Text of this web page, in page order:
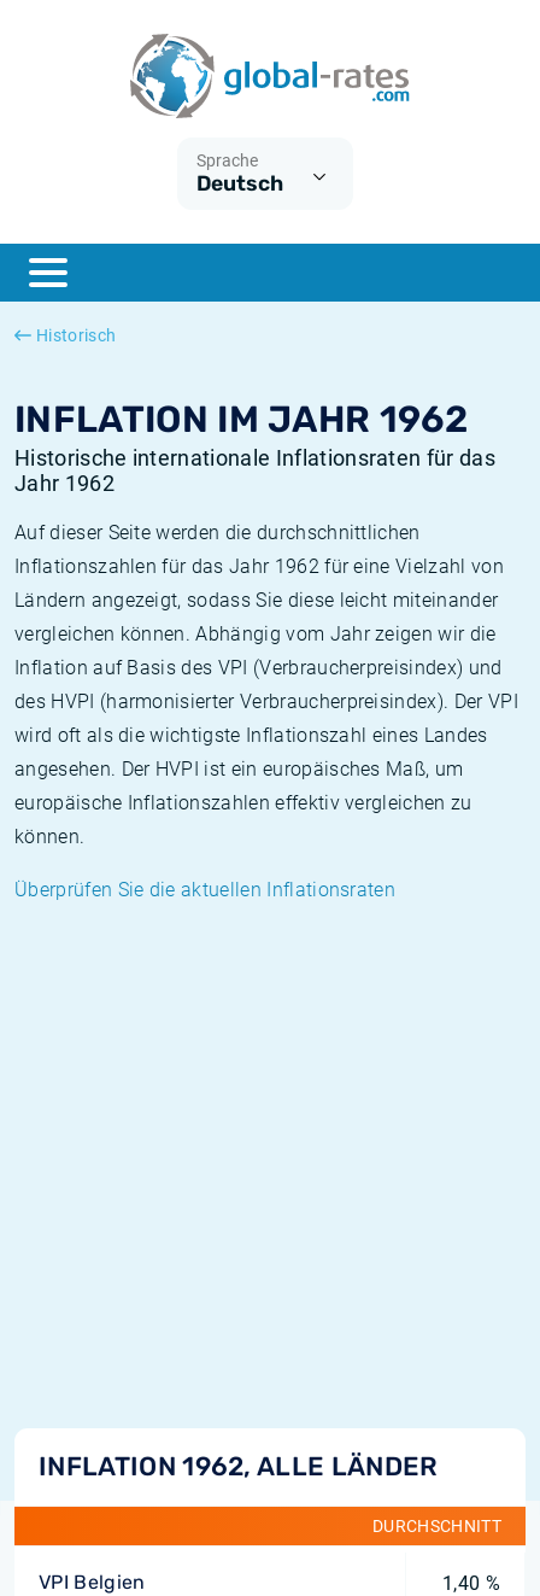
Sprache
Deutsch
Historisch
INFLATION IM JAHR 1962
Historische internationale Inflationsraten für das
Jahr 1962
Auf dieser Seite werden die durchschnittlichen
Inflationszahlen für das Jahr 1962 für eine Vielzahl von
Ländern angezeigt, sodass Sie diese leicht miteinander
vergleichen können. Abhängig vom Jahr zeigen wir die
Inflation auf Basis des VPI (Verbraucherpreisindex) und
des HVPI (harmonisierter Verbraucherpreisindex). Der VPI
wird oft als die wichtigste Inflationszahl eines Landes
angesehen. Der HVPI ist ein europäisches Maß, um
europäische Inflationszahlen effektiv vergleichen zu
können.
Überprüfen Sie die aktuellen Inflationsraten
INFLATION 1962, ALLE LÄNDER
DURCHSCHNITT
VPI Belgien 1,40 %
ESTER
SONIA
Was ist die VPI-Inflation?
Was ist die HVPI-Inflation?
Deutsche inflation
Europäische inflation
Historische Euribor-Sätze
Historische ESTER-Sätze
Historische SOFR-Sätze
Historische SONIA-Sätze
Inflationsrechner